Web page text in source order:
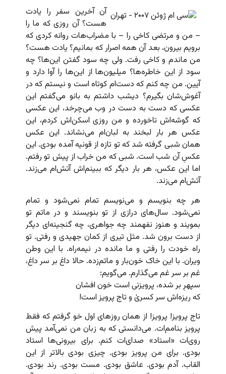
آن آخرین سفر را یادت
هست؟ آن روزی که ما را
– من و مرتضی کاخی را – با مضراب‌هات روانه کردی که
برویم بیرون، بعد آن همه اصرار که بمانیم؟ یادت هست؟
من ماندم و کاخی رفت. ولی چه سود گفتن این‌ها؟ چه
سود از این خاطره‌ها؟ میلیون‌ها از این‌ها را آوا دارد و
آیین. من چه کنم که دست‌ام کوتاه است و نیستم که در
آغوش‌شان بگیرم؟ دیشب داشتم به بانو می‌گفتم این
عکسی که دست به دست در وب می‌چرخد، این عکسی
که گوشه‌اش تاخورده و من روزی اسکن‌اش کردم، این
عکس هر بار لبخند به لبان‌ام می‌نشاند. این عکس
همان شبی گرفته شد که تو تازه از قونیه آمده بودی. این
عکسِ آن شب است. شبی که من خراب از پیش تو رفتم.
اما این عکس، هر بار دیگر که ببینم‌اش آتش‌ام می‌زند.
آتش‌ام می‌زند.
هر چه بنویسم و می‌نویسم تمام نمی‌شود و تمام
نمی‌شود. سال‌های درازی از تو بنویسند و در ماتم تو
بمویند و هنوز نفهمند چه جواهری، چه گنجینه‌ای دیگر
از دست برون شد. مثل تیری از کمان جهیدی و رفتی. تو
راه خودت را رفتی و ما مانده در نیمه‌راه. با این وطن
ویران. با این خاک خون‌بار و ماتم‌زده. حالا داغ بر سر داغ،
غم بر سر غم می‌گذارم. می‌گویم:
سپهرِ بر شده، پرویزنی است خون ‌افشان
که ریزه‌اش سر کسریٰ و تاج پرویز است!
تاج پرویز! پرویز! از همان روزهای اول خو گرفتم که فقط
پرویز بنامم‌ات. می‌دانستی که به زبان من نمی‌آمد پیش
روی‌ات «استاد» صدای‌ات کنم. برای بیرونی‌ها استاد
بودی. برای من پرویز بودی. چیزی بودی بالاتر از این
القاب. آدم بودی. عاشق بودی. مست بودی. رند بودی.